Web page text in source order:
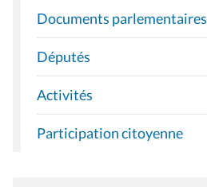
Documents parlementaires
Députés
Activités
Participation citoyenne